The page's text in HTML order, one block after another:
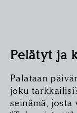
Pelätyt ja
Palataan
joku
seinämä, josta